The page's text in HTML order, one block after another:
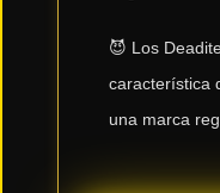
😈 Los
característica
una marca